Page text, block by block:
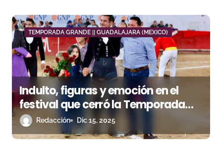
d
a
s
TEMPORADA GRANDE || GUADALAJARA (MEXICO)
Indulto, figuras y emoción en el
festival que cerró la Temporada
Grande del Nuevo Progreso
Redacción Dic 15, 2025